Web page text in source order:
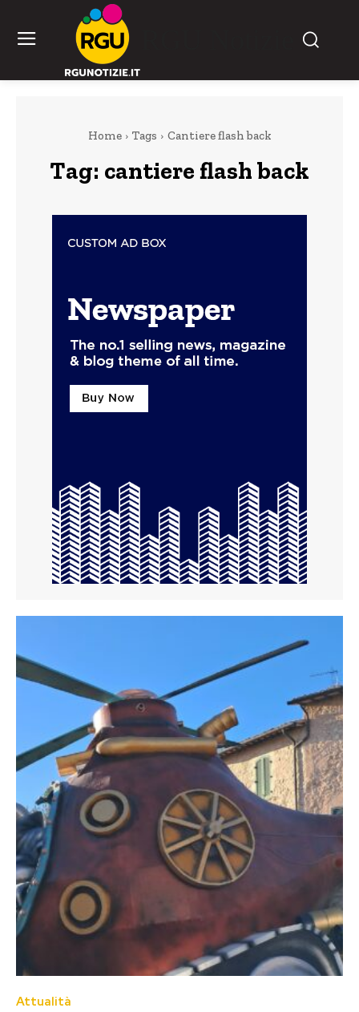
Home Tags Cantiere flash back
Tag: cantiere flash back
Attualità